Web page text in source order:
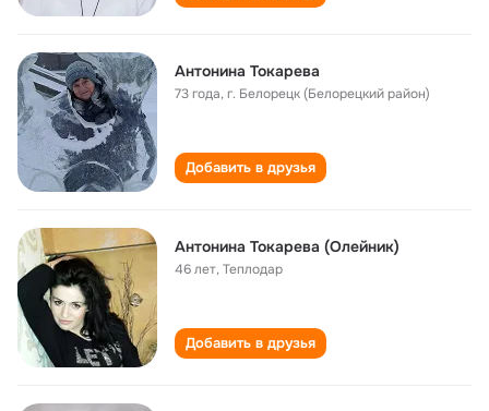
Антонина Токарева
73 года,г. Белорецк (Белорецкий район)
Добавить в друзья
Антонина Токарева (Олейник)
46 лет,Теплодар
Добавить в друзья